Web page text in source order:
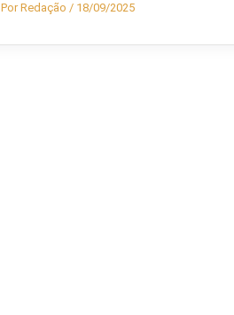
PorRedação / 18/09/2025